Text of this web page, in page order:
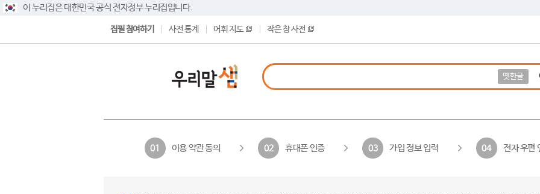
이 누리집은 대한민국 공식 전자정부 누리집입니다.
집필 참여하기 사전 통계 어휘 지도 작은 창 사전
옛한글
01 이용 약관 동의 02 휴대폰 인증 03 가입 정보 입력 04 전자 우편